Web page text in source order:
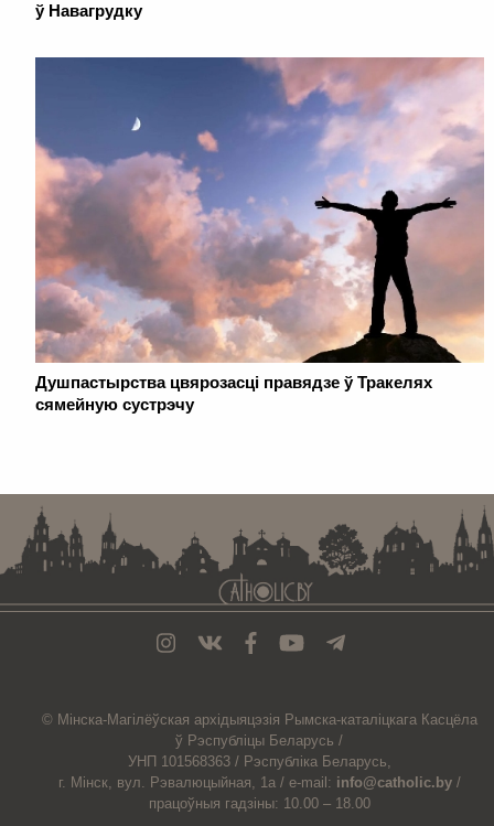
ў Навагрудку
Душпастырства цвярозасці правядзе ў Тракелях
сямейную сустрэчу
© Мiнска-Магiлёўская архiдыяцэзiя Рымска-каталіцкага Касцёла
ў Рэспубліцы Беларусь /
УНП 101568363 / Рэспубліка Беларусь,
г. Мінск, вул. Рэвалюцыйная, 1а / e-mail: info@catholic.by /
працоўныя гадзіны: 10.00 – 18.00